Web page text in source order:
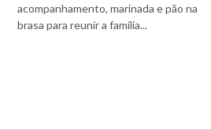
acompanhamento, marinada e pão na
brasa para reunir a família...